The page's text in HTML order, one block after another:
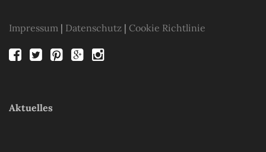
Impressum | Datenschutz | Cookie Richtlinie
Aktuelles